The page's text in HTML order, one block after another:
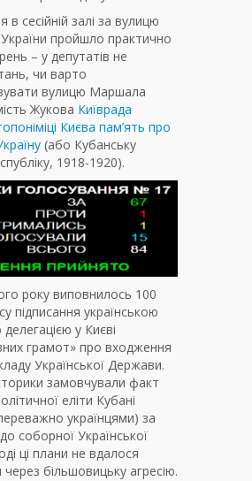
в сесійній залі за вулицю
пройшло практично
– у депутатів не
чи варто
вулицю Маршала
Жукова Київрада
Києва пам’ять про
(або Кубанську
1918-1920).
року виповнилось 100
підписання українською
у Києві
грамот» про входження
Української Держави.
замовчували факт
еліти Кубані
українцями) за
соборної Української
ці плани не вдалося
через більшовицьку агресію.